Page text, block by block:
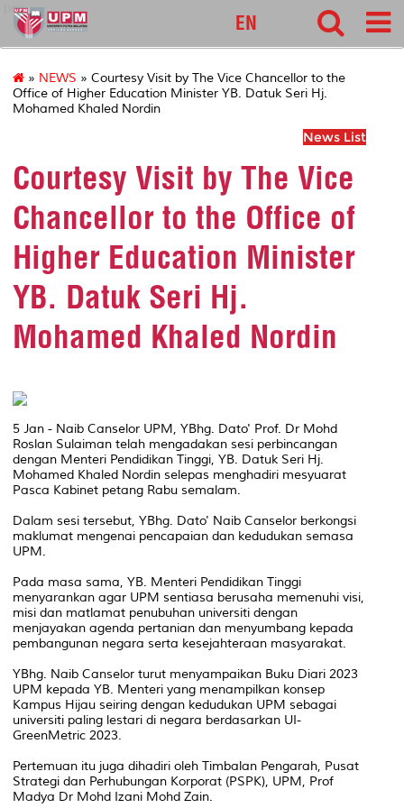
pnc
EN
» NEWS » Courtesy Visit by The Vice Chancellor to the
Office of Higher Education Minister YB. Datuk Seri Hj.
Mohamed Khaled Nordin
News List
Courtesy Visit by The Vice
Chancellor to the Office of
Higher Education Minister
YB. Datuk Seri Hj.
Mohamed Khaled Nordin
5 Jan - Naib Canselor UPM, YBhg. Dato' Prof. Dr Mohd
Roslan Sulaiman telah mengadakan sesi perbincangan
dengan Menteri Pendidikan Tinggi, YB. Datuk Seri Hj.
Mohamed Khaled Nordin selepas menghadiri mesyuarat
Pasca Kabinet petang Rabu semalam.
Dalam sesi tersebut, YBhg. Dato' Naib Canselor berkongsi
maklumat mengenai pencapaian dan kedudukan semasa
UPM.
Pada masa sama, YB. Menteri Pendidikan Tinggi
menyarankan agar UPM sentiasa berusaha memenuhi visi,
misi dan matlamat penubuhan universiti dengan
menjayakan agenda pertanian dan menyumbang kepada
pembangunan negara serta kesejahteraan masyarakat.
YBhg. Naib Canselor turut menyampaikan Buku Diari 2023
UPM kepada YB. Menteri yang menampilkan konsep
Kampus Hijau seiring dengan kedudukan UPM sebagai
universiti paling lestari di negara berdasarkan UI-
GreenMetric 2023.
Pertemuan itu juga dihadiri oleh Timbalan Pengarah, Pusat
Strategi dan Perhubungan Korporat (PSPK), UPM, Prof
Madya Dr Mohd Izani Mohd Zain.